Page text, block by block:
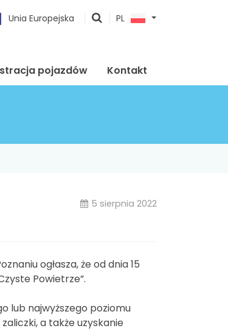
Unia Europejska
pokaż
PL
pojazdów Kontakt
5 sierpnia 2022
ogłasza, że od dnia 15
Powietrze”.
lub najwyższego poziomu
a także uzyskanie